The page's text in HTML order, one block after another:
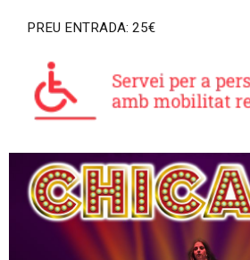
PREU ENTRADA: 25€